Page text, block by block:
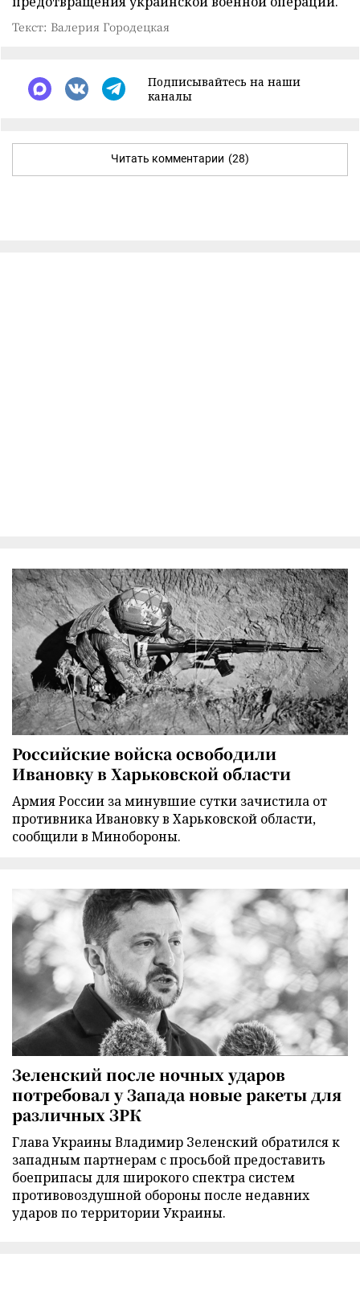
Текст: Валерия Городецкая
Подписывайтесь на наши
каналы
Читать комментарии (28)
Российские войска освободили
Ивановку в Харьковской области
Армия России за минувшие сутки зачистила от
противника Ивановку в Харьковской области,
сообщили в Минобороны.
Зеленский после ночных ударов
потребовал у Запада новые ракеты для
различных ЗРК
Глава Украины Владимир Зеленский обратился к
западным партнерам с просьбой предоставить
боеприпасы для широкого спектра систем
противовоздушной обороны после недавних
ударов по территории Украины.